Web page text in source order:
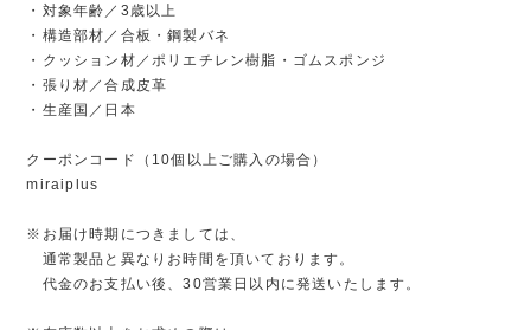
・対象年齢／3歳以上
・構造部材／合板・鋼製バネ
・クッション材／ポリエチレン樹脂・ゴムスポンジ
・張り材／合成皮革
・生産国／日本
クーポンコード（10個以上ご購入の場合）
miraiplus
※お届け時期につきましては、
通常製品と異なりお時間を頂いております。
代金のお支払い後、30営業日以内に発送いたします。